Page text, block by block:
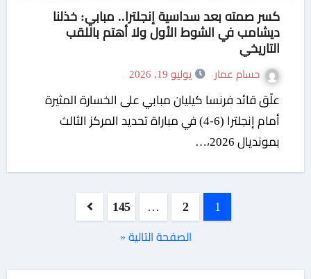
كسر صمته بعد سداسية إنجلترا.. مبابي: خذلنا
ديشامب في الشوط الأول ولا أهتم باللقب
التاريخي
حسام عمار يوليو 19, 2026
علّق قائد فرنسا كيليان مبابي على الخسارة المثيرة
أمام إنجلترا (6-4) في مباراة تحديد المركز الثالث
بمونديال 2026،…
1
2
…
145
الصفحة التالية «